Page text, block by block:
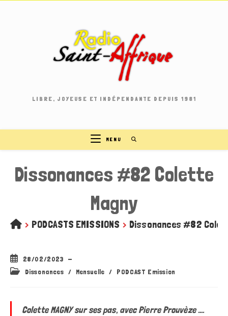
LIBRE, JOYEUSE ET INDÉPENDANTE DEPUIS 1981
MENU
Dissonances #82 Colette
Magny
> PODCASTS EMISSIONS > Dissonances #82
Publication
publiée :
28/02/2023
Post Dissonances / Mensuelle / PODCAST Emission
Colette MAGNY sur ses pas, avec Pierre Prouvèze ….